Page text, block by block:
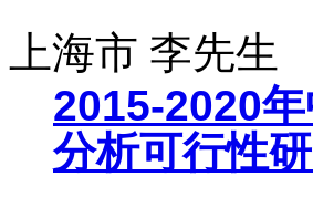
上海市 李先生
2015-2020
分析可行性